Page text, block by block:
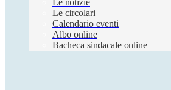
Le notizie
Le circolari
Calendario eventi
Albo online
Bacheca sindacale online